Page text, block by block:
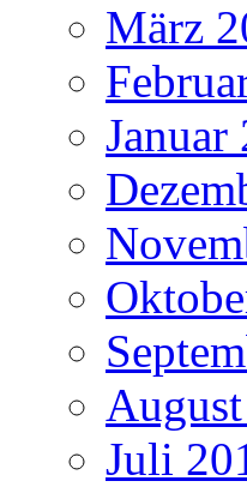
März
Januar
Juli